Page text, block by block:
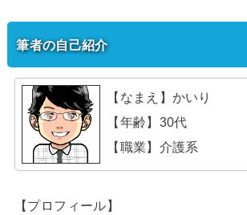
筆者の自己紹介
【なまえ】かいり
【年齢】30代
【職業】介護系
【プロフィール】